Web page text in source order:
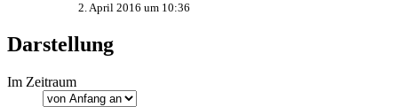
2. April 2016 um 10:36
Darstellung
Im Zeitraum